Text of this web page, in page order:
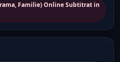
Familie) Online Subtitrat in